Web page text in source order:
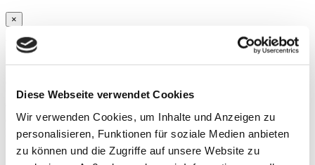
Diese Webseite verwendet Cookies
Wir verwenden Cookies, um Inhalte und Anzeigen zu
personalisieren, Funktionen für soziale Medien anbieten
zu können und die Zugriffe auf unsere Website zu
×
Wir nehmen den Schutz Ihrer persönlichen Daten sehr ernst und
halten uns strikt an die gesetzlichen und behördlichen
Datenschutzbestimmungen. Personenbezogene Daten werden auf
Umfang erhoben. In keinem Fall werden die erhobenen Daten
darüber, wie wir diesen Schutz gewährleisten und welche Art von
Daten zu welchem Zweck erhoben werden.
§1 Haftungsbeschränkung, kein Vertragsverhältnis